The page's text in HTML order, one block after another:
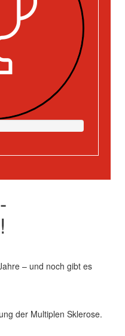
– und noch gibt es
der Multiplen Sklerose.